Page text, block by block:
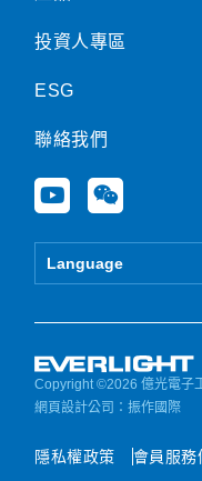
投資人專區
ESG
聯絡我們
Y
o
u
e
W
e
i
Language
Copyright ©2026 億光電子
網頁設計公司 ：振作國際
隱私權政策 會員服務